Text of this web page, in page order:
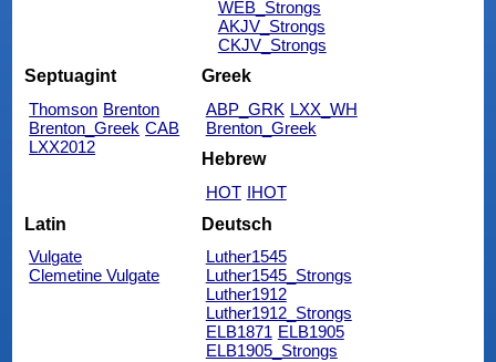
WEB_Strongs
AKJV_Strongs
CKJV_Strongs
Septuagint
Thomson Brenton
Brenton_Greek CAB
LXX2012
Greek
ABP_GRK LXX_WH
Brenton_Greek
Hebrew
HOT IHOT
Latin
Vulgate
Clemetine Vulgate
Deutsch
Luther1545
Luther1545_Strongs
Luther1912
Luther1912_Strongs
ELB1871 ELB1905
ELB1905_Strongs